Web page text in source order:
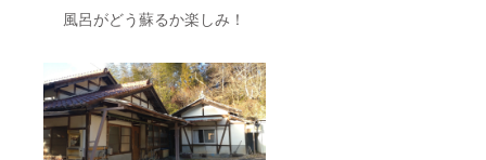
風呂がどう蘇るか楽しみ！